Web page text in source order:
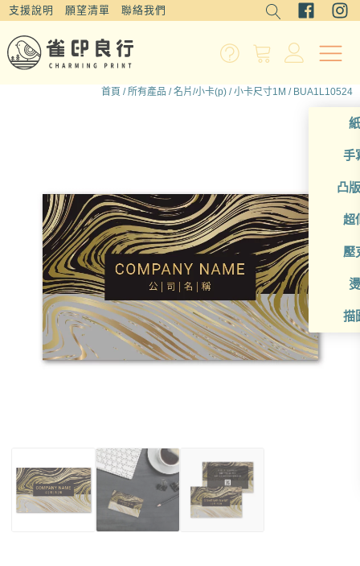
支援說明 願望清單 聯絡我們
手
凸
超
壓
描
首頁 /所有產品 /名片/小卡(p) /小卡尺寸1M / BUA1L10524